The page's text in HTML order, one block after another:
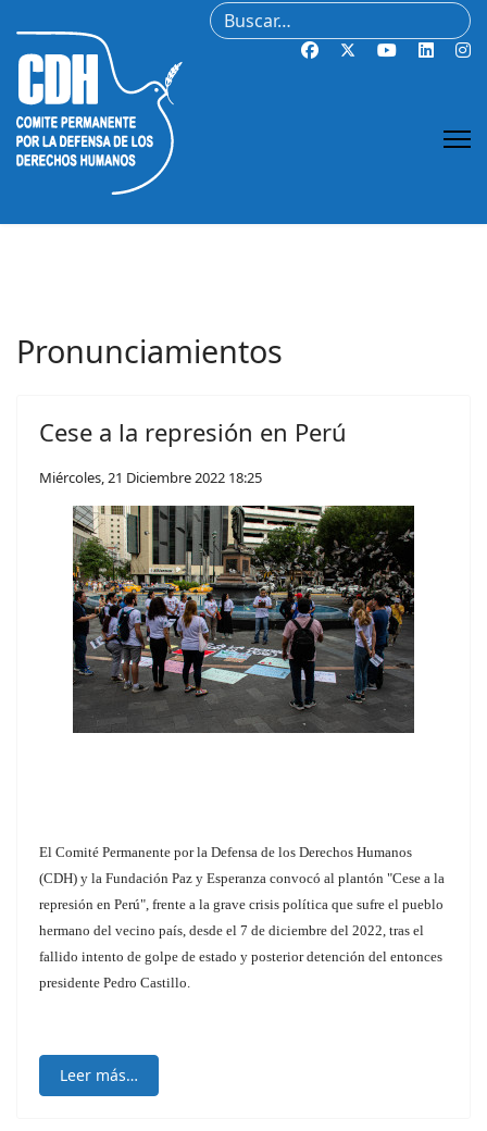
Buscar
Pronunciamientos
Cese a la represión en Perú
Miércoles, 21 Diciembre 2022 18:25
El Comité Permanente por la Defensa de los Derechos Humanos
(CDH) y la Fundación Paz y Esperanza convocó al plantón "Cese a la
represión en Perú", frente a la grave crisis política que sufre el pueblo
hermano del vecino país, desde el 7 de diciembre del 2022, tras el
fallido intento de golpe de estado y posterior detención del entonces
presidente Pedro Castillo.
Leer más…